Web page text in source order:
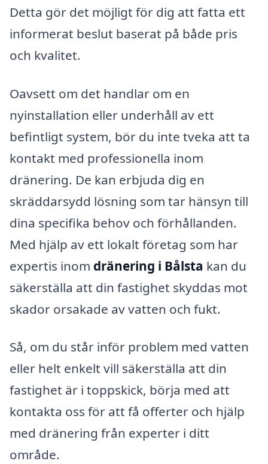
Detta gör det möjligt för dig att fatta ett
informerat beslut baserat på både pris
och kvalitet.
Oavsett om det handlar om en
nyinstallation eller underhåll av ett
befintligt system, bör du inte tveka att ta
kontakt med professionella inom
dränering. De kan erbjuda dig en
skräddarsydd lösning som tar hänsyn till
dina specifika behov och förhållanden.
Med hjälp av ett lokalt företag som har
expertis inom dränering i Bålsta kan du
säkerställa att din fastighet skyddas mot
skador orsakade av vatten och fukt.
Så, om du står inför problem med vatten
eller helt enkelt vill säkerställa att din
fastighet är i toppskick, börja med att
kontakta oss för att få offerter och hjälp
med dränering från experter i ditt
område.